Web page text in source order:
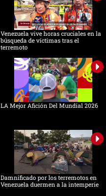
Venezuela vive horas cruciales en la
búsqueda de víctimas tras el
terremoto
LA Mejor Afición Del Mundial 2026
Damnificado por los terremotos en
Venezuela duermen a la intemperie